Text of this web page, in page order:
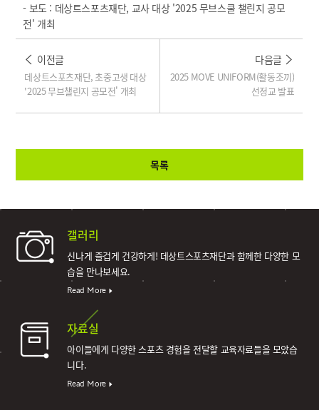
- 보도 : 데상트스포츠재단, 교사 대상 '2025 무브스쿨 챌린지 공모
전' 개최
이전글
데상트스포츠재단, 초중고생 대상
'2025 무브챌린지 공모전' 개최
다음글
2025 MOVE UNIFORM(활동조끼)
선정교 발표
목록
갤러리
신나게 즐겁게 건강하게! 데상트스포츠재단과 함께한 다양한 모
습을 만나보세요.
Read More
자료실
아이들에게 다양한 스포츠 경험을 전달할 교육자료들을 모았습
니다.
Read More